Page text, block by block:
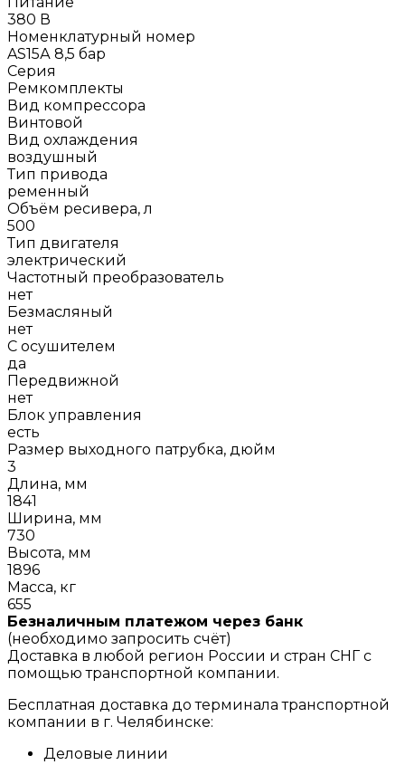
380 В
Номенклатурный номер
AS15А 8,5 бар
Серия
Ремкомплекты
Вид компрессора
Винтовой
Вид охлаждения
воздушный
Тип привода
ременный
Объём ресивера, л
500
Тип двигателя
электрический
Частотный преобразователь
нет
Безмасляный
нет
С осушителем
да
Передвижной
нет
Блок управления
есть
Размер выходного патрубка, дюйм
3
Длина, мм
1841
Ширина, мм
730
Высота, мм
1896
Масса, кг
655
Безналичным платежом через банк
(необходимо запросить счёт)
Доставка в любой регион России и стран СНГ с
помощью транспортной компании.
Бесплатная доставка до терминала транспортной
компании в г. Челябинске:
Деловые линии